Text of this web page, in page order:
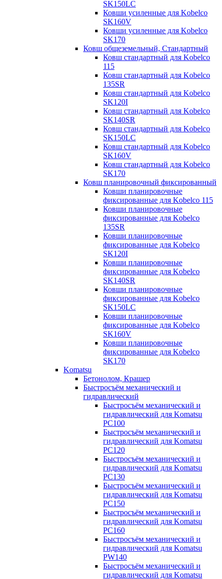
SK150LC
Ковши усиленные для Kobelco
SK160V
Ковши усиленные для Kobelco
SK170
Ковш общеземельный, Стандартный
Ковш стандартный для Kobelco
115
Ковш стандартный для Kobelco
135SR
Ковш стандартный для Kobelco
SK120I
Ковш стандартный для Kobelco
SK140SR
Ковш стандартный для Kobelco
SK150LC
Ковш стандартный для Kobelco
SK160V
Ковш стандартный для Kobelco
SK170
Ковш планировочный фиксированный
Ковши планировочные
фиксированные для Kobelco 115
Ковши планировочные
фиксированные для Kobelco
135SR
Ковши планировочные
фиксированные для Kobelco
SK120I
Ковши планировочные
фиксированные для Kobelco
SK140SR
Ковши планировочные
фиксированные для Kobelco
SK150LC
Ковши планировочные
фиксированные для Kobelco
SK160V
Ковши планировочные
фиксированные для Kobelco
SK170
Komatsu
Бетонолом, Крашер
Быстросъём механический и
гидравлический
Быстросъём механический и
гидравлический для Komatsu
PC100
Быстросъём механический и
гидравлический для Komatsu
PC120
Быстросъём механический и
гидравлический для Komatsu
PC130
Быстросъём механический и
гидравлический для Komatsu
PC150
Быстросъём механический и
гидравлический для Komatsu
PC160
Быстросъём механический и
гидравлический для Komatsu
PW140
Быстросъём механический и
гидравлический для Komatsu